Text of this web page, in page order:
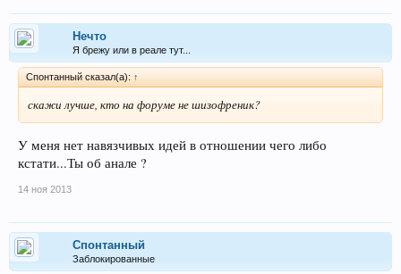
Нечто
Я брежу или в реале тут...
Спонтанный сказал(а): ↑
скажи лучше, кто на форуме не шизофреник?
У меня нет навязчивых идей в отношении чего либо
кстати...Ты об анале ?
14 ноя 2013
Спонтанный
Заблокированные